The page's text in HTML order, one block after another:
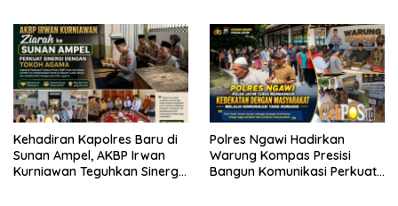
Kehadiran Kapolres Baru di
Sunan Ampel, AKBP Irwan
Kurniawan Teguhkan Sinergi
Polres Ngawi Hadirkan
Warung Kompas Presisi
Bangun Komunikasi Perkuat